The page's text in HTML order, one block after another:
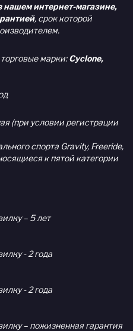
нашем интернет-магазине,
, срок которой
марки:Cyclone,
(при условии регистрации
спорта Gravity, Freeride,
к пятой категории
– 5 лет
- 2 года
- 2 года
– пожизненная гарантия